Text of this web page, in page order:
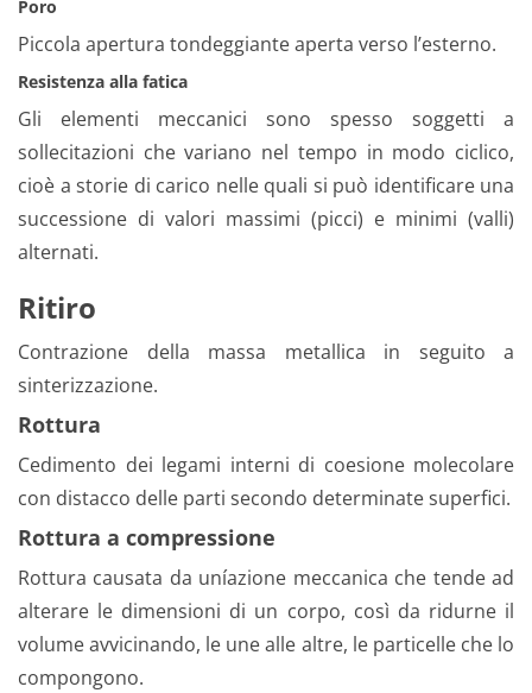
Poro
Piccola apertura tondeggiante aperta verso l’esterno.
Resistenza alla fatica
Gli elementi meccanici sono spesso soggetti a
sollecitazioni che variano nel tempo in modo ciclico,
cioè a storie di carico nelle quali si può identificare una
successione di valori massimi (picci) e minimi (valli)
alternati.
Ritiro
Contrazione della massa metallica in seguito a
sinterizzazione.
Rottura
Cedimento dei legami interni di coesione molecolare
con distacco delle parti secondo determinate superfici.
Rottura a compressione
Rottura causata da uníazione meccanica che tende ad
alterare le dimensioni di un corpo, così da ridurne il
volume avvicinando, le une alle altre, le particelle che lo
compongono.